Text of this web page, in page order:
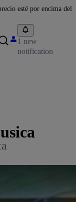
esté por encima del
1 new
notification